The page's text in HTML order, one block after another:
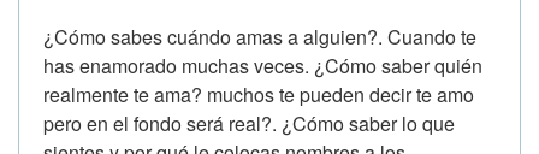
¿Cómo sabes cuándo amas a alguien?. Cuando te
has enamorado muchas veces. ¿Cómo saber quién
realmente te ama? muchos te pueden decir te amo
pero en el fondo será real?. ¿Cómo saber lo que